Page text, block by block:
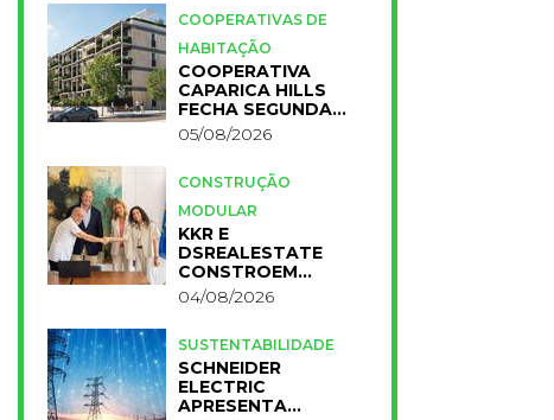
COOPERATIVAS DE
HABITAÇÃO
COOPERATIVA
CAPARICA HILLS
FECHA SEGUNDA
FASE DO PROJETO
05/08/2026
CONSTRUÇÃO
MODULAR
KKR E
DSREALESTATE
CONSTROEM
RESIDÊNCIA
UNIVERSITÁRIA
04/08/2026
SUSTENTABILIDADE
SCHNEIDER
ELECTRIC
APRESENTA